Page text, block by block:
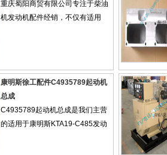
重庆蜀阳商贸有限公司专注于柴油
机发动机配件经销，不仅有适用
康明斯徐工配件C4935789起动机
总成
C4935789起动机总成是我们主营
的适用于康明斯KTA19-C485发动